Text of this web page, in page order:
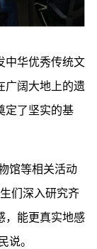
华优秀传统文
广阔大地上的遗
定了坚实的基
馆等相关活动
们深入研究齐
，能更真实地感
说。